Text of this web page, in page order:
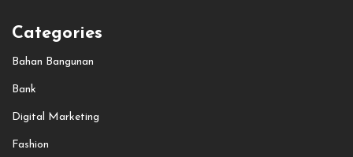
Categories
Bahan Bangunan
Bank
Digital Marketing
Fashion